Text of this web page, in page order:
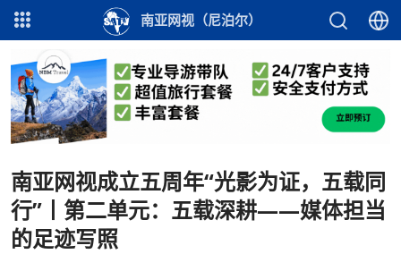
南亚网视（尼泊尔）
南亚⽹视成⽴五周年“光影为证，五载同
⾏”丨第⼆单元：五载深耕——媒体担当
的⾜迹写照